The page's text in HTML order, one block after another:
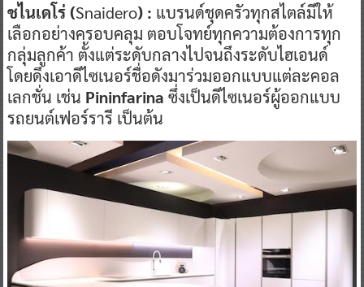
ชไนเดโร่ (Snaidero) : แบรนด์ชุดครัวทุกสไตล์มีให้
เลือกอย่างครอบคลุม ตอบโจทย์ทุกความต้องการทุก
กลุ่มลูกค้า ตั้งแต่ระดับกลางไปจนถึงระดับไฮเอนด์
โดยดึงเอาดีไซเนอร์ชื่อดังมาร่วมออกแบบแต่ละคอล
เลกชั่น เช่น Pininfarina ซึ่งเป็นดีไซเนอร์ผู้ออกแบบ
รถยนต์เฟอร์รารี เป็นต้น